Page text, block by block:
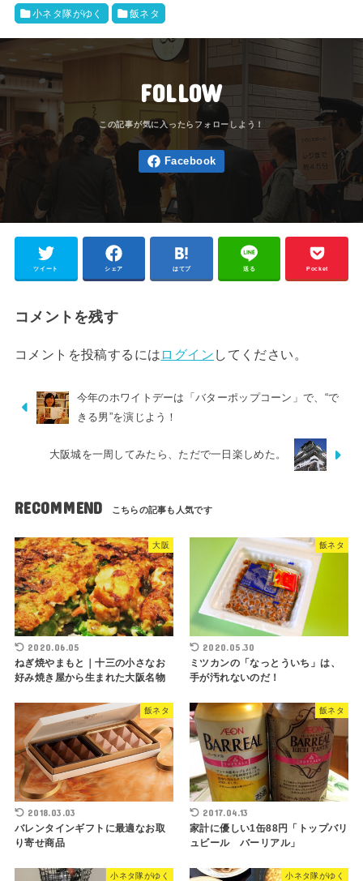
小ネタ隊がゆく 飯ネタ
FOLLOW
ツイート シェア はてブ 送る Pocket
コメントを残す
コメントを投稿するには ログイン してください。
今年のホワイトデーは「バターポップコーン」で、“で
きる男”を演じよう！
大阪城を一周してみたら、ただで一日楽しめた。
RECOMMEND
大阪
2020.06.05
ねぎ焼やまもと｜十三の小さなお
好み焼き屋から生まれた大阪名物
飯ネタ
2020.05.30
ミツカンの「なっとういち」は、
手が汚れないのだ！
飯ネタ
2018.03.03
バレンタインギフトに最適なお取
り寄せ商品
飯ネタ
2017.04.13
家計に優しい1缶88円「トップバリ
ュビール バーリアル」
小ネタ隊がゆく 小ネタ隊がゆく